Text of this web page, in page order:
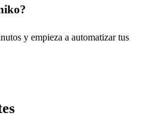
y empieza a automatizar tus